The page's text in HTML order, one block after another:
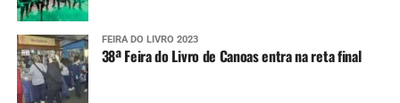
FEIRA DO LIVRO 2023
38ª Feira do Livro de Canoas entra na reta final